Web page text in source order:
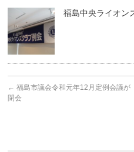
福島中央ライオン
← 福島市議会令和元年12月定例会議が
閉会